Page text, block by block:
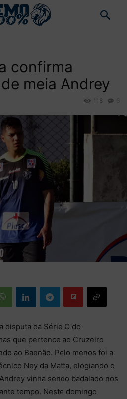
confirma
meia Andrey
6
118
disputa da Série C do
que pertence ao Cruzeiro
ao Baenão. Pelo menos foi a
Ney da Matta, elogiando o
vinha sendo badalado nos
tempo. Neste domingo